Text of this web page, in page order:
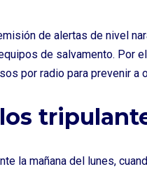
de alertas de nivel
de salvamento. Por
por radio para prevenir a
la mañana del lunes,